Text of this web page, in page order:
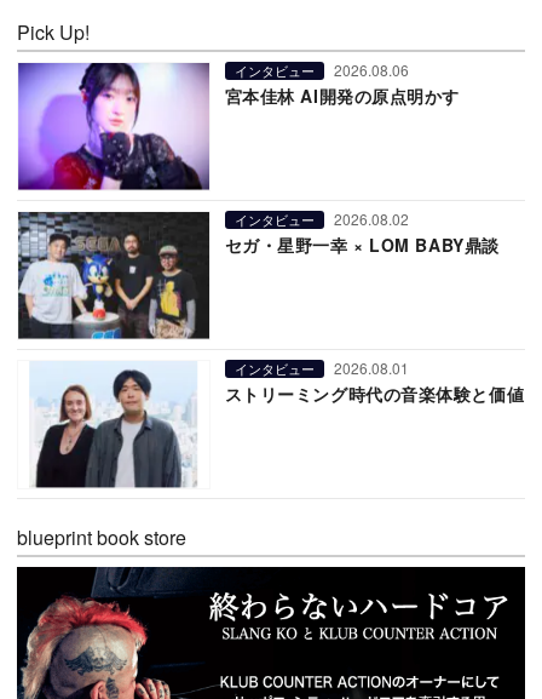
Pick Up!
インタビュー 2026.08.06
宮本佳林 AI開発の原点明かす
インタビュー 2026.08.02
セガ・星野一幸 × LOM BABY鼎談
インタビュー 2026.08.01
ストリーミング時代の音楽体験と価値
blueprint book store